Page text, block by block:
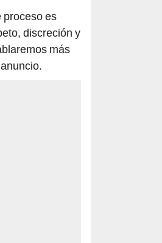
discreción y
más